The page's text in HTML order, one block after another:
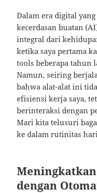
Dalam era digital
kecerdasan buatan
integral dari
ketika saya pertama
tools beberapa tahun
Namun, seiring
bahwa alat-alat ini
efisiensi kerja saya,
berinteraksi dengan
Mari kita telusuri
ke dalam rutinitas
dengan